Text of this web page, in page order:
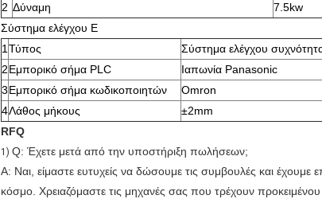
2 Δύναμη
7.5kw
Σύστημα ελέγχου Ε
1Τύπος
Σύστημα ελέγχου
2Εμπορικό σήμα PLC
Ιαπωνία Panasonic
3Εμπορικό σήμα κωδικοποιητών
Omron
4Λάθος μήκους
±2mm
RFQ
1) Q: Έχετε μετά από την υποστήριξη πωλήσεων;
Α: Ναι, είμαστε ευτυχείς να δώσουμε τις συμβουλές και έχουμε
κόσμο. Χρειαζόμαστε τις μηχανές σας που τρέχουν προκειμένου